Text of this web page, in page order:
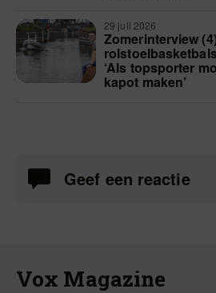
29 juli 2026
Zomerinterview
‘Als topsporter
kapot maken’
Geef een reactie
Vox Magazine